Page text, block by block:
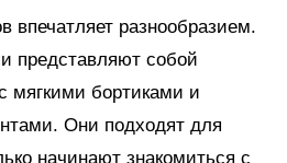
впечатляет разнообразием.
представляют собой
мягкими бортиками и
Они подходят для
начинают знакомиться с